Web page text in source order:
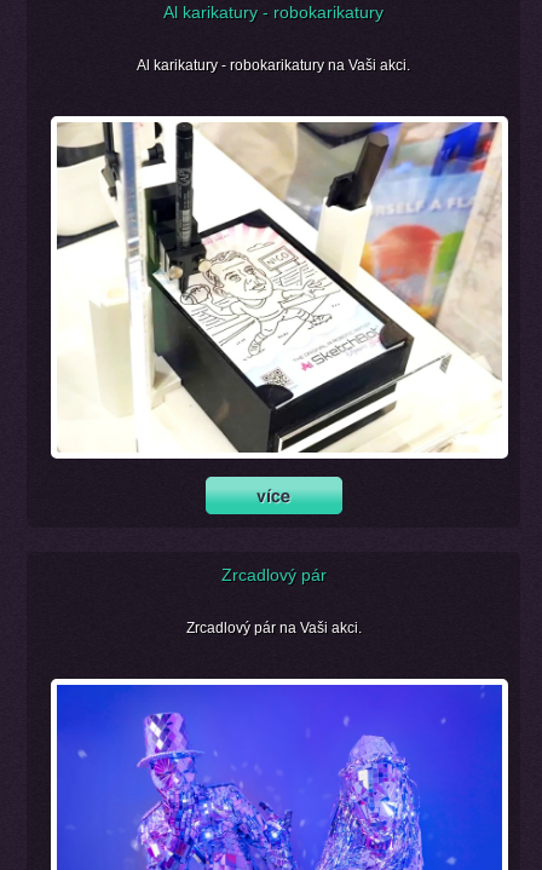
Al karikatury - robokarikatury
Al karikatury - robokarikatury na Vaši akci.
Zrcadlový pár
Zrcadlový pár na Vaši akci.